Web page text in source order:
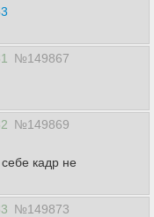
№149867
№149869
кадр не
№149873